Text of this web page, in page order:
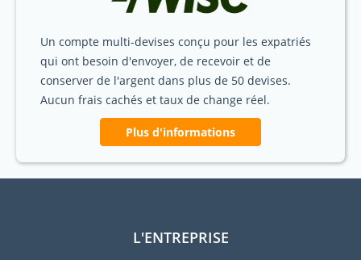
Un compte multi-devises conçu pour les expatriés
qui ont besoin d'envoyer, de recevoir et de
conserver de l'argent dans plus de 50 devises.
Aucun frais cachés et taux de change réel.
Plus d'informations
L'ENTREPRISE